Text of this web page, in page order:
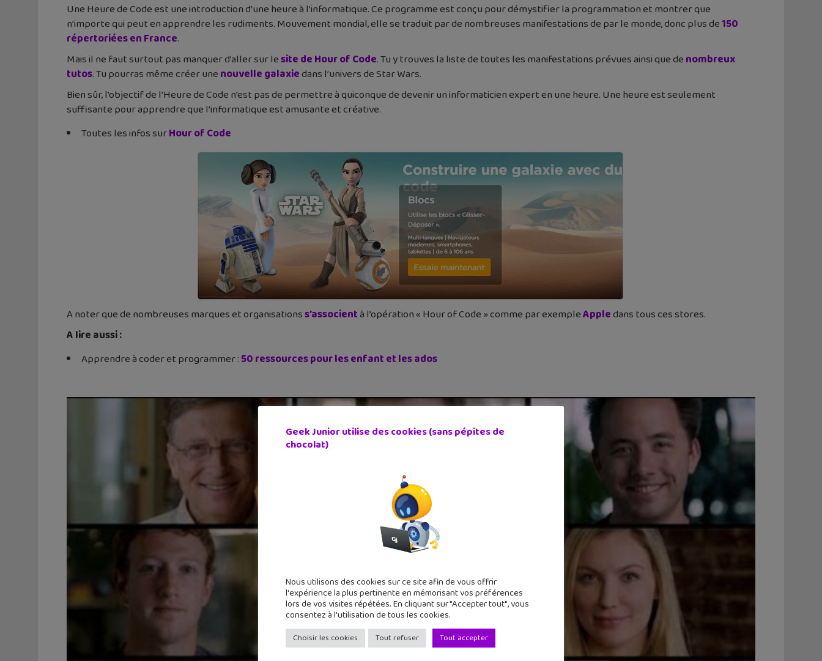
Une Heure de Code est une introduction d’une heure à l’informatique. Ce programme est conçu pour démystifier la programmation et montrer que
n’importe qui peut en apprendre les rudiments. Mouvement mondial, elle se traduit par de nombreuses manifestations de par le monde, donc plus de150
répertoriées en France.
Mais il ne faut surtout pas manquer d’aller sur lesite de Hour of Code. Tu y trouves la liste de toutes les manifestations prévues ainsi que denombreux
tutos. Tu pourras même créer unenouvelle galaxiedans l’univers de Star Wars.
Bien sûr, l’objectif de l’Heure de Code n’est pas de permettre à quiconque de devenir un informaticien expert en une heure. Une heure est seulement
suffisante pour apprendre que l’informatique est amusante et créative.
Toutes les infos surHour of Code
A noter que de nombreuses marques et organisationss’associentà l’opération « Hour of Code » comme par exempleAppledans tous ces stores.
A lire aussi :
Apprendre à coder et programmer :50 ressources pour les enfant et les ados
Geek Junior utilise des cookies (sans pépites de
chocolat)
Nous utilisons des cookies sur ce site afin de vous offrir
l'expérience la plus pertinente en mémorisant vos préférences
lors de vos visites répétées. En cliquant sur "Accepter tout", vous
consentez à l'utilisation de tous les cookies.
Choisir les cookies Tout refuser Tout accepter